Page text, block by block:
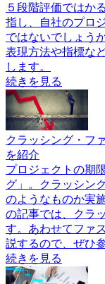
５段階評価ではか
指し、自社のプロ
ではないでしょう
表現方法や指標な
します。
続きを見る
クラッシング・フ
を紹介
プロジェクトの期
グ」。クラッシン
のようなものか実
の記事では、クラ
す。あわせてファ
説するので、ぜひ
続きを見る